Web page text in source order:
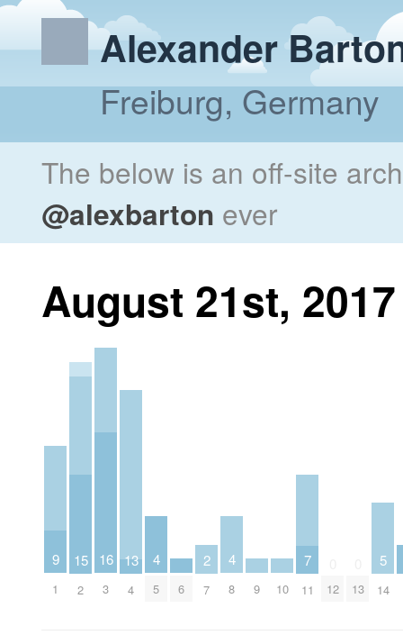
Alexander
Freiburg, Germany
The below is an off-site
@alexbarton ever
August 21st, 2017
9
1
15
2
16
3
13
4
4
5 6
2
7
4
8 9 10
7
11 12 13
5
14